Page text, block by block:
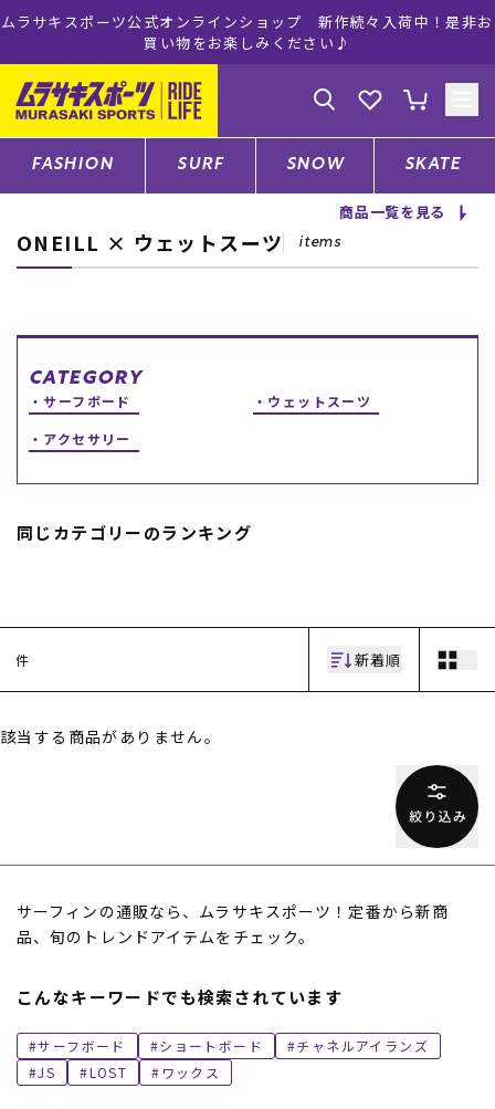
ムラサキスポーツ公式オンラインショップ 新作続々入荷中！是非お
買い物をお楽しみください♪
ゲスト様
ログイン 会員登録
店舗一覧
CATEGORY
ファッションTOP
スノーTOP
ブランド一覧
ー
お問い合わせ
ニュース
FASHION SURF SNOW SKATE
商品一覧を見る
ONEILL × ウェットスーツ items
CATEGORY
サーフボード
ウェットスーツ
アクセサリー
同じカテゴリーのランキング
件 新着順
該当する商品がありません。
サーフィンの通販なら、ムラサキスポーツ！定番から新商
品、旬のトレンドアイテムをチェック。
こんなキーワードでも検索されています
サーフボード ショートボード
チャネルアイランズ
JS
LOST ワックス